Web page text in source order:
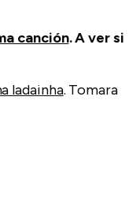
canción. A ver si
ladainha. Tomara